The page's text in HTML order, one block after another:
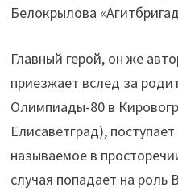
Белокрылова
Главный герой, он же
приезжает вслед за
Олимпиады-80 в
Елисаветград),
называемое в
случая попадает на роль